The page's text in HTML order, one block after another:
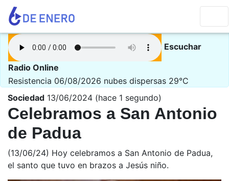
Escuchar
Radio Online
Resistencia 06/08/2026 nubes dispersas 29°C
Sociedad 13/06/2024 (hace 1 segundo)
Celebramos a San Antonio
de Padua
(13/06/24) Hoy celebramos a San Antonio de Padua,
el santo que tuvo en brazos a Jesús niño.